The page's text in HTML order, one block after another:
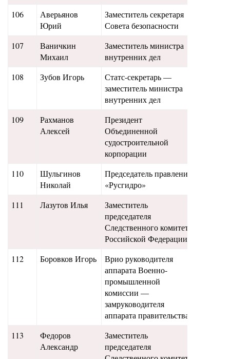
106
Аверьянов
Юрий
Заместитель секретаря
Совета безопасности
107
Ваничкин
Михаил
Заместитель министра
внутренних дел
108 Зубов Игорь
Статс-секретарь —
заместитель министра
внутренних дел
109
Рахманов
Алексей
Президент
Объединенной
судостроительной
корпорации
110
Шульгинов
Николай
Председатель правления
«Русгидро»
111 Лазутов Илья
Заместитель
председателя
Следственного комитета
Российской Федерации
112 Боровков Игорь
Врио руководителя
аппарата Военно-
промышленной
комиссии —
замруководителя
аппарата правительства
113
Федоров
Александр
Заместитель
председателя